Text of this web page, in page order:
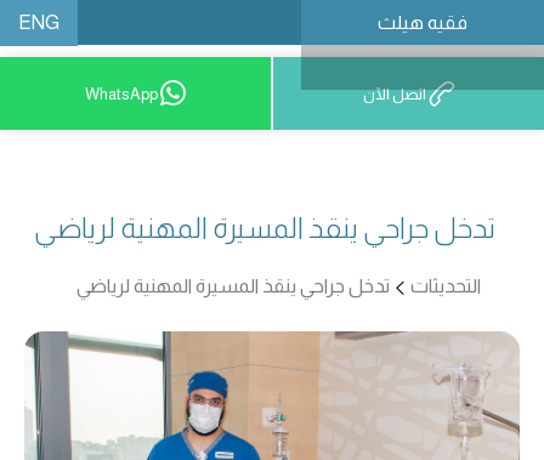
فقيه هيلث ENG
احجز موعدًا اتصل الآن WhatsApp
تدخل جراحي ينقذ المسيرة المهنية لرياضي
التحديثات تدخل جراحي ينقذ المسيرة المهنية لرياضي